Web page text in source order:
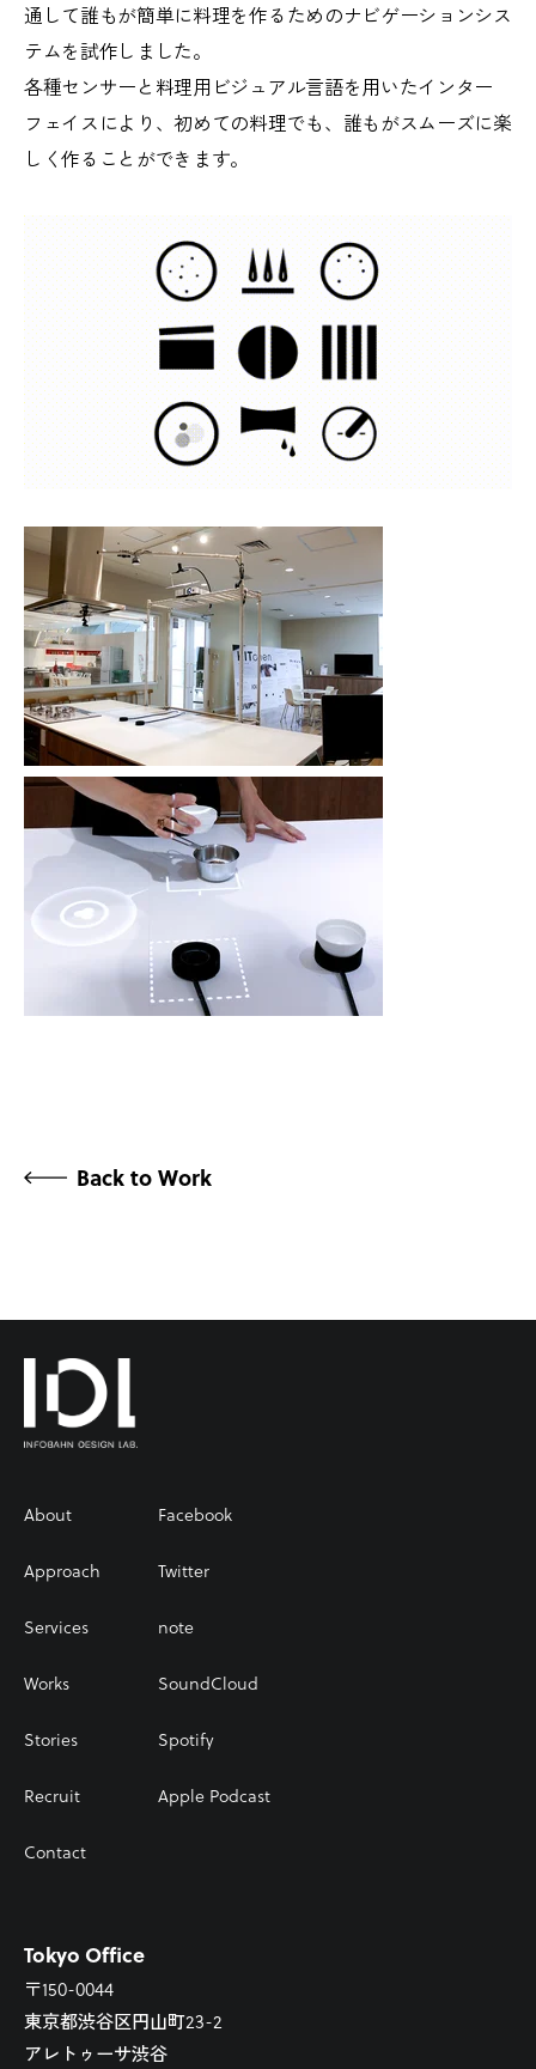
通して誰もが簡単に料理を作るためのナビゲーションシス
テムを試作しました。
各種センサーと料理用ビジュアル言語を用いたインター
フェイスにより、初めての料理でも、誰もがスムーズに楽
しく作ることができます。
Back to Work
About
Approach
Services
Works
Stories
Recruit
Contact
Facebook
Twitter
note
SoundCloud
Spotify
Apple Podcast
Tokyo Office
〒150-0044
東京都渋谷区円山町23-2
アレトゥーサ渋谷